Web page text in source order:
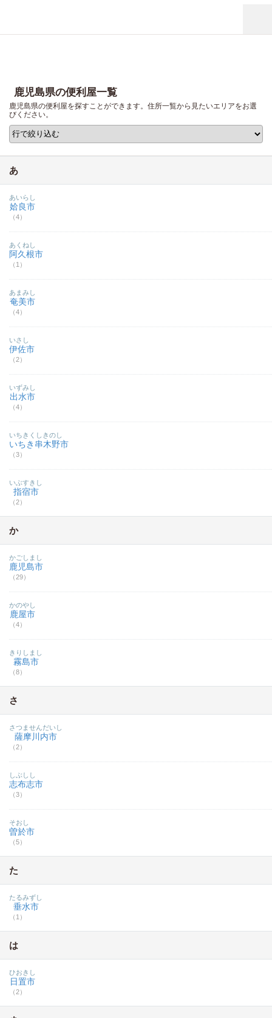
鹿児島県の便利屋一覧
鹿児島県の便利屋を探すことができます。住所一覧から見たいエリアをお選
びください。
あ
姶良市
（4）
あいらし
阿久根市
（1）
あくねし
奄美市
（4）
あまみし
伊佐市
（2）
いさし
出水市
（4）
いずみし
いちき串木野市
（3）
いちきくしきのし
指宿市
（2）
いぶすきし
か
鹿児島市
（29）
かごしまし
鹿屋市
（4）
かのやし
霧島市
（8）
きりしまし
さ
薩摩川内市
（2）
さつませんだいし
志布志市
（3）
しぶしし
曽於市
（5）
そおし
た
垂水市
（1）
たるみずし
は
日置市
（2）
ひおきし